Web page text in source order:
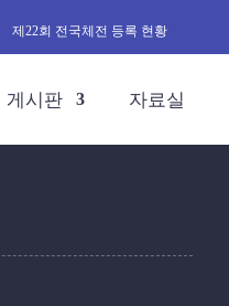
제22회 전국체전 등록 현황
게시판 자료실